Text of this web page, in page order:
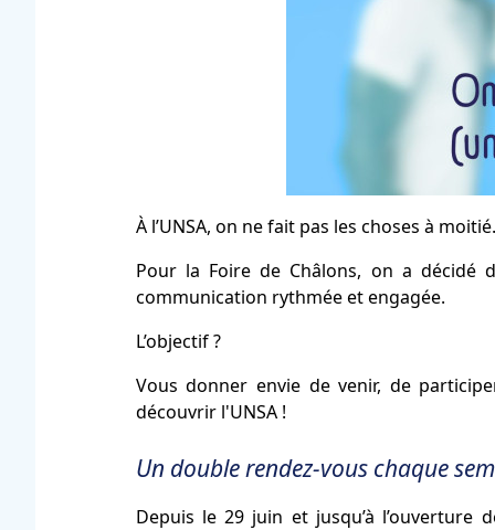
À l’UNSA, on ne fait pas les choses à moitié.
Pour la Foire de Châlons, on a décidé
communication rythmée et engagée.
L’objectif ?
Vous donner envie de venir, de
découvrir l'UNSA !
Un double rendez-vous chaque
Depuis le 29 juin et jusqu’à l’ouverture